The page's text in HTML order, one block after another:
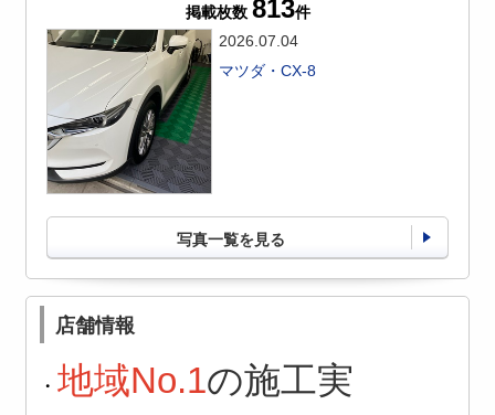
掲載枚数 813件
2026.07.04
マツダ・CX-8
写真一覧を見る
店舗情報
・地域No.1の施工実